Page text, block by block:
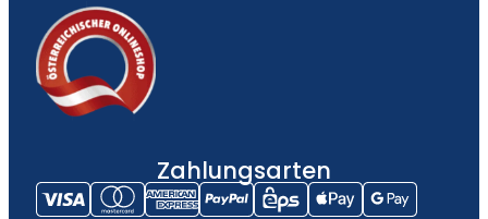
Zahlungsarten